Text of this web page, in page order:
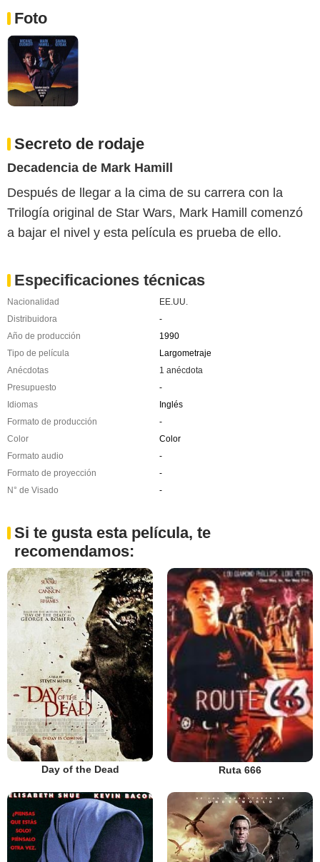
Foto
Secreto de rodaje
Decadencia de Mark Hamill
Después de llegar a la cima de su carrera con la
Trilogía original de Star Wars, Mark Hamill comenzó
a bajar el nivel y esta película es prueba de ello.
Especificaciones técnicas
Nacionalidad
EE.UU.
Distribuidora
-
Año de producción
1990
Tipo de película
Largometraje
Anécdotas
1 anécdota
Presupuesto
-
Idiomas
Inglés
Formato de producción
-
Color
Color
Formato audio
-
Formato de proyección
-
N° de Visado
-
Si te gusta esta película, te
recomendamos:
Day of the Dead Ruta 666